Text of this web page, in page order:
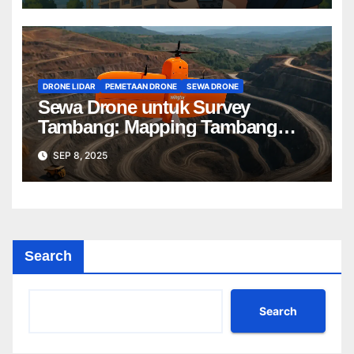
DRONE LIDAR PEMETAAN DRONE SEWA DRONE
Sewa Drone untuk Survey
Tambang: Mapping Tambang
Profesional Lebih Cepat & Akurat
SEP 8, 2025
Search
Search